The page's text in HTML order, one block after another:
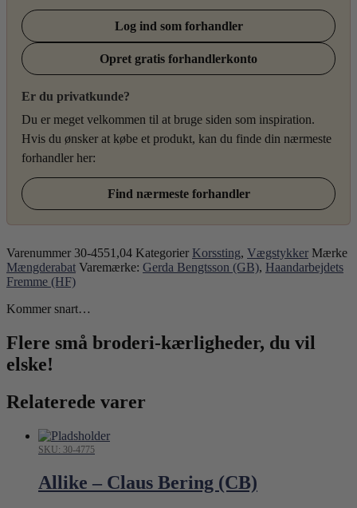
Log ind som forhandler
Opret gratis forhandlerkonto
Er du privatkunde?
Du er meget velkommen til at bruge siden som inspiration.
Hvis du ønsker at købe et produkt, kan du finde din nærmeste
forhandler her:
Find nærmeste forhandler
Varenummer 30-4551,04 Kategorier Korssting, Vægstykker Mærke
Mængderabat Varemærke: Gerda Bengtsson (GB), Haandarbejdets
Fremme (HF)
Kommer snart…
Flere små broderi-kærligheder, du vil
elske!
Relaterede varer
SKU: 30-4775
Allike – Claus Bering (CB)